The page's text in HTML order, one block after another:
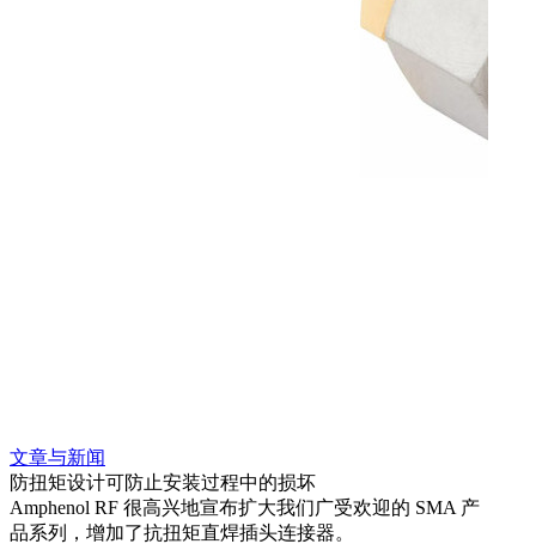
文章与新闻
防扭矩设计可防止安装过程中的损坏
Amphenol RF 很高兴地宣布扩大我们广受欢迎的 SMA 产
品系列，增加了抗扭矩直焊插头连接器。